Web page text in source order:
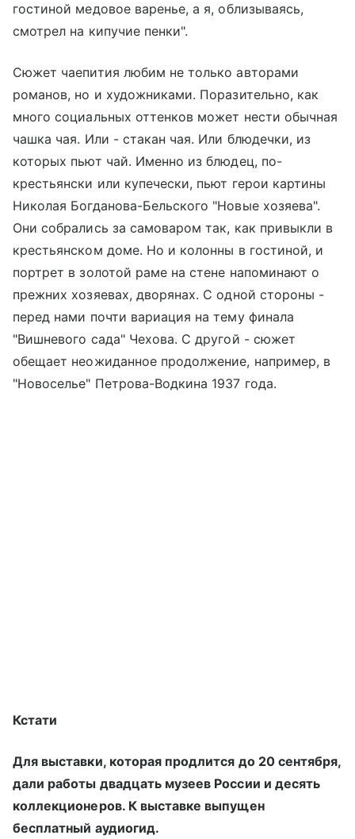
гостиной медовое варенье, а я, облизываясь,
смотрел на кипучие пенки".
Сюжет чаепития любим не только авторами
романов, но и художниками. Поразительно, как
много социальных оттенков может нести обычная
чашка чая. Или - стакан чая. Или блюдечки, из
которых пьют чай. Именно из блюдец, по-
крестьянски или купечески, пьют герои картины
Николая Богданова-Бельского "Новые хозяева".
Они собрались за самоваром так, как привыкли в
крестьянском доме. Но и колонны в гостиной, и
портрет в золотой раме на стене напоминают о
прежних хозяевах, дворянах. С одной стороны -
перед нами почти вариация на тему финала
"Вишневого сада" Чехова. С другой - сюжет
обещает неожиданное продолжение, например, в
"Новоселье" Петрова-Водкина 1937 года.
Кстати
Для выставки, которая продлится до 20 сентября,
дали работы двадцать музеев России и десять
коллекционеров. К выставке выпущен
бесплатный аудиогид.